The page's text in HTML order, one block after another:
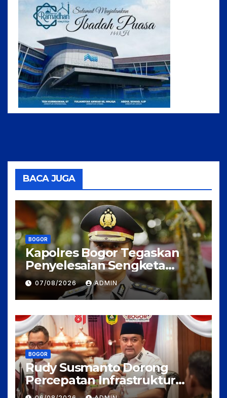
BACA JUGA
BOGOR
Kapolres Bogor Tegaskan
Penyelesaian Sengketa
Tanah Tamansari Harus
Lewat Jalur Hukum Damai
07/08/2026 ADMIN
BOGOR
Rudy Susmanto Dorong
Percepatan Infrastruktur
untuk Menarik Investasi ke